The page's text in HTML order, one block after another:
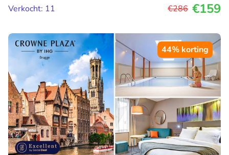
Verkocht: 11
€286 €159
44% korting